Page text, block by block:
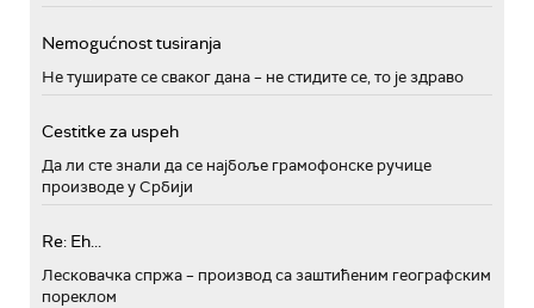
Nemogućnost tusiranja
Не туширате се сваког дана – не стидите се, то је здраво
Cestitke za uspeh
Да ли сте знали да се најбоље грамофонске ручице
производе у Србији
Re: Eh...
Лесковачка спржа – производ са заштићеним географским
пореклом